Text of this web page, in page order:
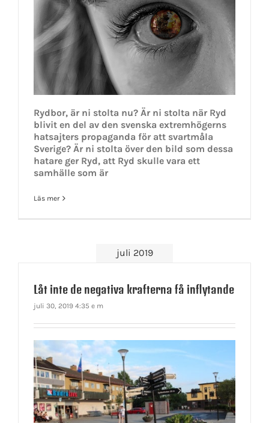
Rydbor, är ni stolta nu? Är ni stolta när Ryd
blivit en del av den svenska extremhögerns
hatsajters propaganda för att svartmåla
Sverige? Är ni stolta över den bild som dessa
hatare ger Ryd, att Ryd skulle vara ett
samhälle som är
Läs mer
juli 2019
Låt inte de negativa krafterna få inflytande
juli 30, 2019 4:35 e m